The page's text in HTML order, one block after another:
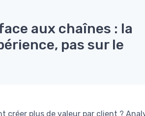
aux chaînes : la
pas sur le
créer plus de valeur par client ?